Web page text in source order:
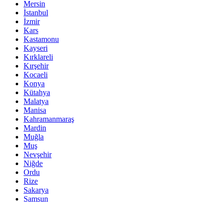
Mersin
İstanbul
İzmir
Kars
Kastamonu
Kayseri
Kırklareli
Kırşehir
Kocaeli
Konya
Kütahya
Malatya
Manisa
Kahramanmaraş
Mardin
Muğla
Muş
Nevşehir
Niğde
Ordu
Rize
Sakarya
Samsun